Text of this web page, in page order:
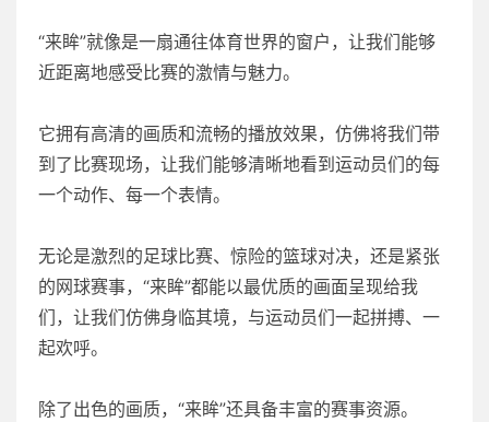
“来眸”就像是一扇通往体育世界的窗户，让我们能够
近距离地感受比赛的激情与魅力。
它拥有高清的画质和流畅的播放效果，仿佛将我们带
到了比赛现场，让我们能够清晰地看到运动员们的每
一个动作、每一个表情。
无论是激烈的足球比赛、惊险的篮球对决，还是紧张
的网球赛事，“来眸”都能以最优质的画面呈现给我
们，让我们仿佛身临其境，与运动员们一起拼搏、一
起欢呼。
除了出色的画质，“来眸”还具备丰富的赛事资源。